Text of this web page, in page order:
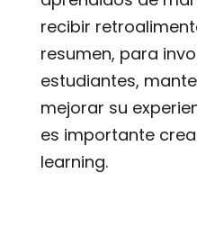
recibir
resumen, para
estudiantes,
mejorar su
es importante
learning.